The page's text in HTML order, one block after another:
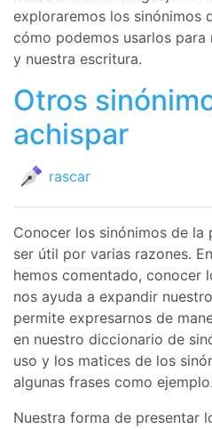
exploraremos los sinónimos
cómo podemos usarlos para
y nuestra escritura.
Otros
achispar
rascar
Conocer los sinónimos de la
ser útil por varias razones.
hemos comentado, conocer
nos ayuda a expandir
permite expresarnos de
en nuestro diccionario de
uso y los matices de los
algunas frases como ejemplo.
Nuestra forma de presentar